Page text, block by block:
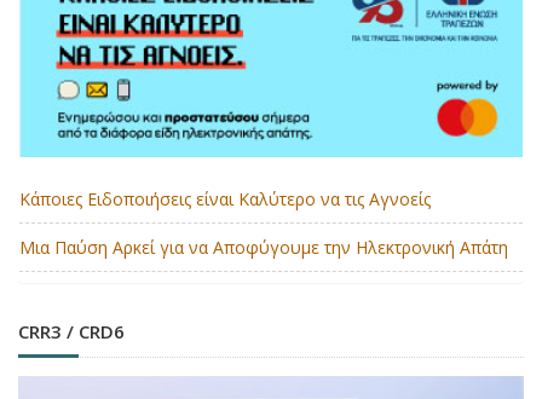
Κάποιες Ειδοποιήσεις είναι Καλύτερο να τις Αγνοείς
Μια Παύση Αρκεί για να Αποφύγουμε την Ηλεκτρονική Απάτη
CRR3 / CRD6